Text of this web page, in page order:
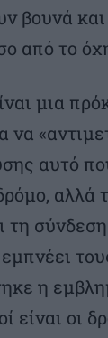
βουνά
από το
μια
να
αυτό
αλλά
η
είναι οι